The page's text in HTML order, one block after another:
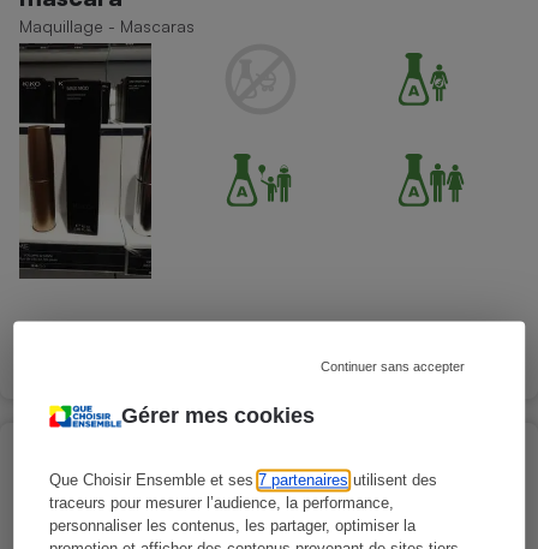
Gérer mes cookies
Que Choisir Ensemble et ses7 partenaires utilisent des
traceurs pour mesurer l’audience, la performance,
personnaliser les contenus, les partager, optimiser la
Continuer sans accepter
Maquillage - Mascaras
camomille
Soins du visage - Masques